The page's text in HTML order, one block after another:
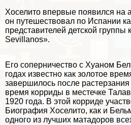
Хоселито впервые появился на
он путешествовал по Испании
представителей детской
Sevillanos».
Его соперничество с Хуаном
годах известно как золотое
завершилось после
время корриды в местечке
1920 года. В этой корриде
Биография Хоселито, как и
одного из лучших матадоров